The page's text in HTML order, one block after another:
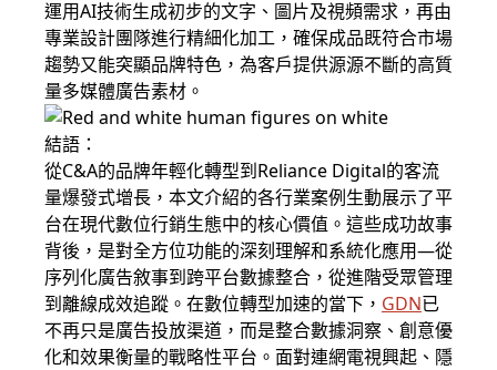
運用AI技術生成初步的文字、圖片及視頻需求，再由
專業設計團隊進行精細化加工，確保成品既符合市場
趨勢又能突顯品牌特色，為客戶提供源源不斷的高質
量多媒體廣告素材。
結語：
從C&A的品牌年輕化轉型到Reliance Digital的客流
量爆發式增長，本文介紹的各行業案例生動展示了平
台在現代數位行銷生態中的核心價值。這些成功故事
背後，是對全方位功能的深刻理解和系統化應用—從
序列化廣告敘事到跨平台數據整合，從進階受眾管理
到離線成效追蹤。在數位轉型加速的當下， GDN已
不再只是廣告投放渠道，而是整合數據洞察、創意優
化和效果衡量的戰略性平台。面對連網電視興起、隱